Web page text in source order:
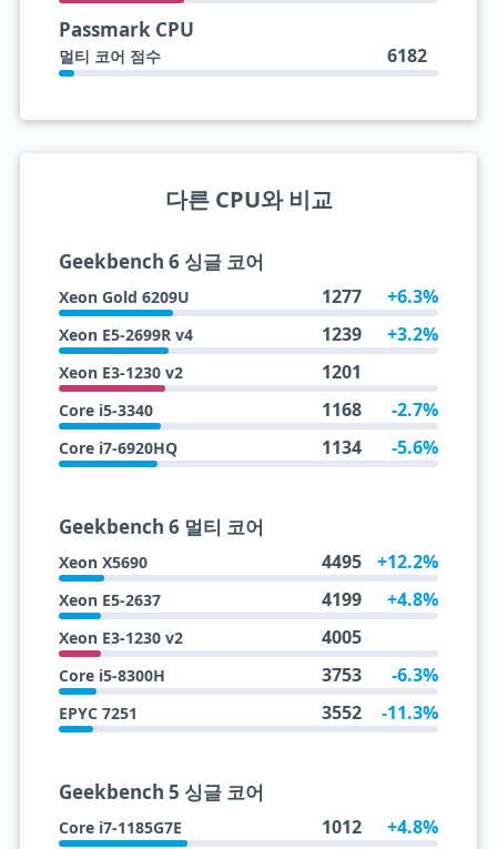
Passmark CPU
멀티 코어 점수 6182
다른 CPU와 비교
Geekbench 6 싱글 코어
Xeon Gold 6209U 1277 +6.3%
Xeon E5-2699R v4 1239 +3.2%
Xeon E3-1230 v2 1201
Core i5-3340 1168 -2.7%
Core i7-6920HQ 1134 -5.6%
Geekbench 6 멀티 코어
Xeon X5690 4495 +12.2%
Xeon E5-2637 4199 +4.8%
Xeon E3-1230 v2 4005
Core i5-8300H 3753 -6.3%
EPYC 7251 3552 -11.3%
Geekbench 5 싱글 코어
Core i7-1185G7E 1012 +4.8%